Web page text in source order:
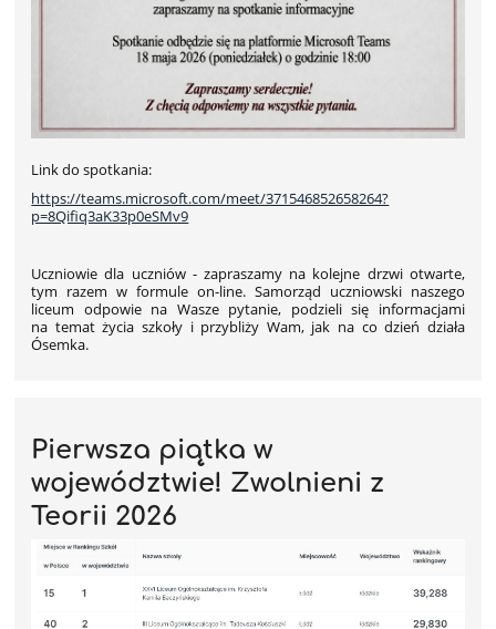
Link do spotkania:
https://teams.microsoft.com/meet/371546852658264?
p=8Qifiq3aK33p0eSMv9
Uczniowie dla uczniów - zapraszamy na kolejne drzwi otwarte,
tym razem w formule on-line. Samorząd uczniowski naszego
liceum odpowie na Wasze pytanie, podzieli się informacjami
na temat życia szkoły i przybliży Wam, jak na co dzień działa
Ósemka.
Pierwsza piątka w
województwie! Zwolnieni z
Teorii 2026